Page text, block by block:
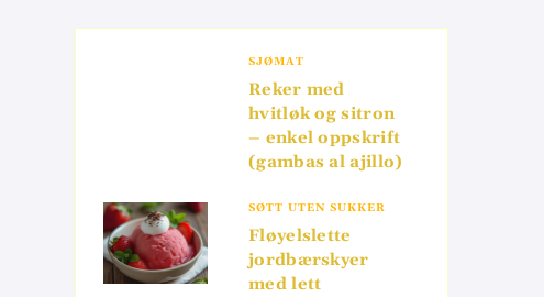
SJØMAT
Reker med
hvitløk og sitron
– enkel oppskrift
(gambas al ajillo)
SØTT UTEN SUKKER
Fløyelslette
jordbærskyer
med lett